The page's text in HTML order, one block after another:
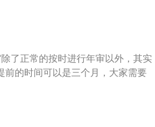
录，有违法记录的要处理掉，否则
了正常的按时进行年审以外，其实
前的时间可以是三个月，大家需要
体的时间日期的，而是根据月份来
算是在9月的最后一天进行汽车年